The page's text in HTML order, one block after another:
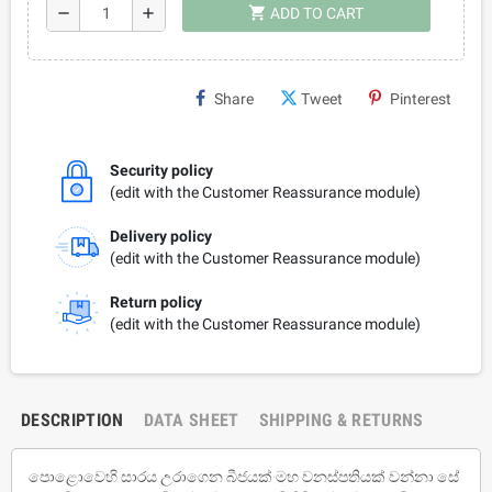
remove add shopping_cart ADD TO CART
Share Tweet Pinterest
Security policy
(edit with the Customer Reassurance module)
Delivery policy
(edit with the Customer Reassurance module)
Return policy
(edit with the Customer Reassurance module)
DESCRIPTION DATA SHEET SHIPPING & RETURNS
පොළොවෙහි සාරය උරාගෙන බීජයක් මහ වනස්පතියක් වන්නා සේ